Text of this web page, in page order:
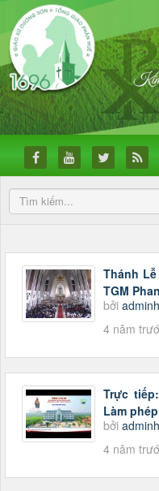
Thánh
TGM
bởi
4 năm
Trực
Làm
bởi
4 năm